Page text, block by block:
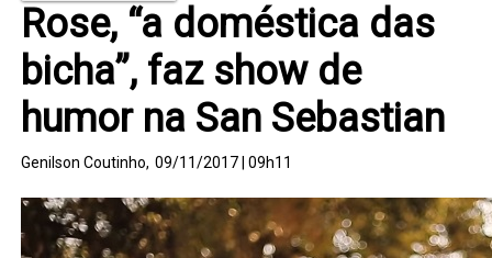
Rose, “a doméstica das
bicha”, faz show de
humor na San Sebastian
Genilson Coutinho, 09/11/2017 | 09h11